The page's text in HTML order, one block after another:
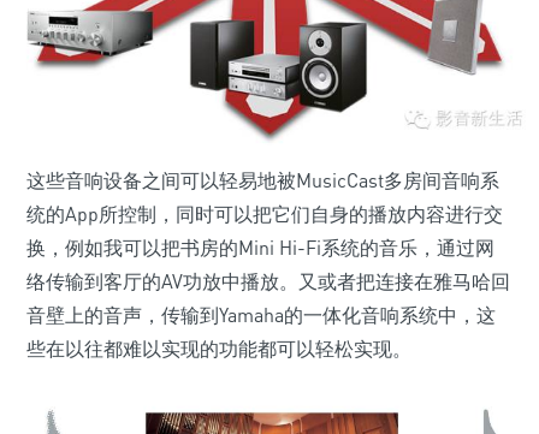
这些音响设备之间可以轻易地被MusicCast多房间音响系
统的App所控制，同时可以把它们自身的播放内容进行交
换，例如我可以把书房的Mini Hi-Fi系统的音乐，通过网
络传输到客厅的AV功放中播放。又或者把连接在雅马哈回
音壁上的音声，传输到Yamaha的一体化音响系统中，这
些在以往都难以实现的功能都可以轻松实现。